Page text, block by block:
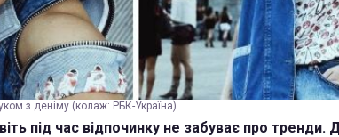
з деніму (колаж: РБК-Україна)
під час відпочинку не забуває про тренди.